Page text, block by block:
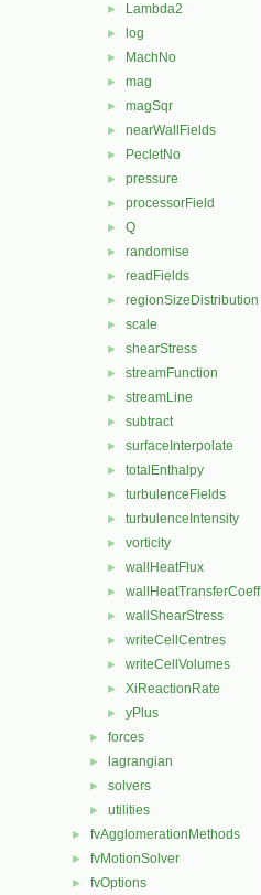
► Lambda2
► log
► MachNo
► mag
► magSqr
► nearWallFields
► PecletNo
► pressure
► processorField
► Q
► randomise
► readFields
► regionSizeDistribution
► scale
► shearStress
► streamFunction
► streamLine
► subtract
► surfaceInterpolate
► totalEnthalpy
► turbulenceFields
► turbulenceIntensity
► vorticity
► wallHeatFlux
► wallHeatTransferCoeff
► wallShearStress
► writeCellCentres
► writeCellVolumes
► XiReactionRate
► yPlus
► forces
► lagrangian
► solvers
► utilities
► fvAgglomerationMethods
► fvMotionSolver
► fvOptions